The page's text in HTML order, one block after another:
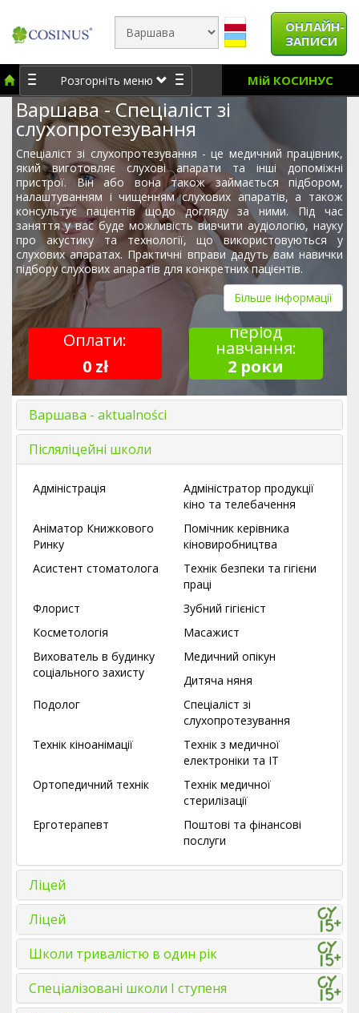
ОНЛАЙН-
ЗАПИСИ
Розгорніть меню Мій КОСИНУС
Варшава - Спеціаліст зі
слухопротезування
Спеціаліст зі слухопротезування - це медичний працівник,
який виготовляє слухові апарати та інші допоміжні
пристрої. Він або вона також займається підбором,
налаштуванням і чищенням слухових апаратів, а також
консультує пацієнтів щодо догляду за ними. Під час
заняття у вас буде можливість вивчити аудіологію, науку
про акустику та технології, що використовуються у
слухових апаратах. Практичні вправи дадуть вам навички
підбору слухових апаратів для конкретних пацієнтів.
Більше інформації
Оплати:
0 zł
період
навчання:
2 роки
Варшава - aktualności
Післяліцейні школи
Адміністрація
Адміністратор продукції
кіно та телебачення
Аніматор Книжкового
Ринку
Помічник керівника
кіновиробництва
Асистент стоматолога
Технік безпеки та гігієни
праці
Флорист
Зубний гігієніст
Косметологія
Масажист
Вихователь в будинку
соціального захисту
Медичний опікун
Дитяча няня
Подолог
Спеціаліст зі
слухопротезування
Технік кіноанімації
Технік з медичної
електроніки та ІТ
Ортопедичний технік
Технік медичної
стерилізації
Ерготерапевт
Поштові та фінансові
послуги
Ліцей
Ліцей
Школи тривалістю в один рік
Спеціалізовані школи І ступеня